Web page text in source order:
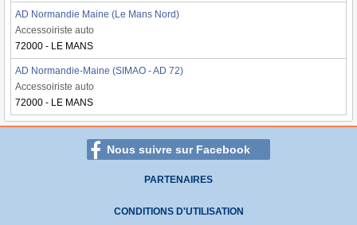
AD Normandie Maine (Le Mans Nord)
Accessoiriste auto
72000 - LE MANS
AD Normandie-Maine (SIMAO - AD 72)
Accessoiriste auto
72000 - LE MANS
Nous suivre sur Facebook
PARTENAIRES
CONDITIONS D'UTILISATION